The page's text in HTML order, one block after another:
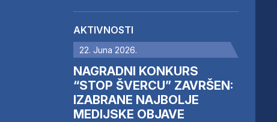
AKTIVNOSTI
22. Juna 2026.
NAGRADNI KONKURS
“STOP ŠVERCU” ZAVRŠEN:
IZABRANE NAJBOLJE
MEDIJSKE OBJAVE